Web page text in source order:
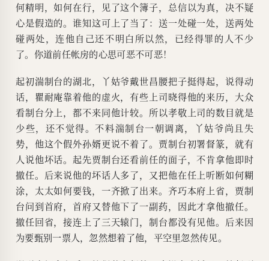
何精明，如何在行，见了这个簿子，总信以为真，决不疑
心是假造的。谁知这可上了当了：送一处碰一处，送两处
碰两处，连他自己还不明白所以然，已经得罪的人不少
了。你道前任帐房的心思可恶不可恶！
起初湍制台的湖北，丫姑爷戴世昌腰把子挺得起，说得动
话，瞿耐庵靠着他的虚火，有些上司晓得他的来历，大众
看制台分上，都不来同他计较。所以孝敬上司的数目就是
少些，还不觉得。不料湍制台一朝调离，丫姑爷尚且失
势，他这个假外孙婿更说不着了。贾制台初署督篆，就有
人说他坏话。起先贾制台还看前任的面子，不肯拿他即时
撤任。后来说他的坏话人多了，又把他在任上听断如何糊
涂，太太如何要钱，一齐掀了出来。齐巧本府上省，贾制
台问到首府，首府又替他下了一副药，因此才拿他撤任。
撤任回省，接连上了三天辕门，制台都没有见他。后来因
为要甄别一票人，忽然想着了他，平空里忽然传见。